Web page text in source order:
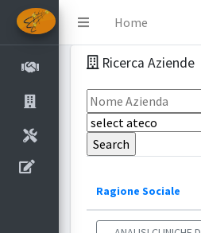
Home
Ricerca Aziende
Ragione Sociale